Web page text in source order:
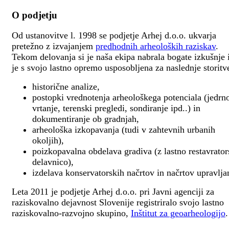
O podjetju
Od ustanovitve l. 1998 se podjetje Arhej d.o.o. ukvarja
pretežno z izvajanjem predhodnih arheoloških raziskav.
Tekom delovanja si je naša ekipa nabrala bogate izkušnje
je s svojo lastno opremo usposobljena za naslednje
historične analize,
postopki vrednotenja arheološkega potenciala
vrtanje, terenski pregledi, sondiranje ipd..) in
dokumentiranje ob gradnjah,
arheološka izkopavanja (tudi v zahtevnih urbanih
okoljih),
poizkopavalna obdelava gradiva (z lastno
delavnico),
izdelava konservatorskih načrtov in načrtov
Leta 2011 je podjetje Arhej d.o.o. pri Javni agenciji za
raziskovalno dejavnost Slovenije registriralo svojo lastno
raziskovalno-razvojno skupino, Inštitut za geoarheologijo.